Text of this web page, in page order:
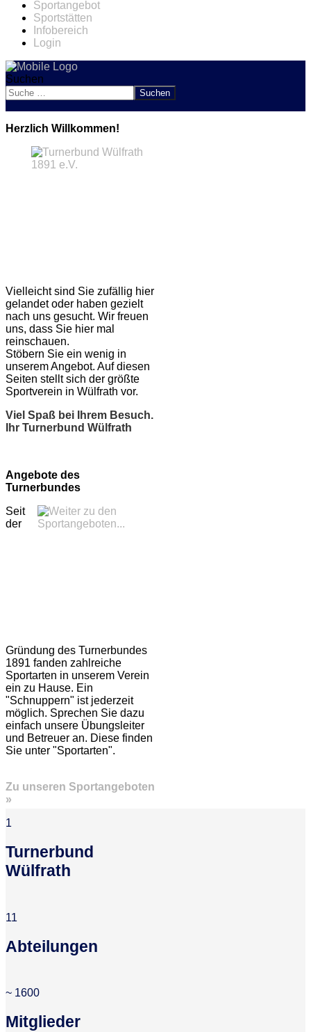
Sportangebot
Sportstätten
Infobereich
Login
Suchen
Suchen
Herzlich Willkommen!
Vielleicht sind Sie zufällig hier
gelandet oder haben gezielt
nach uns gesucht. Wir freuen
uns, dass Sie hier mal
reinschauen.
Stöbern Sie ein wenig in
unserem Angebot. Auf diesen
Seiten stellt sich der größte
Sportverein in Wülfrath vor.
Viel Spaß bei Ihrem Besuch.
Ihr Turnerbund Wülfrath
Angebote des
Turnerbundes
Seit
der
Gründung des Turnerbundes
1891 fanden zahlreiche
Sportarten in unserem Verein
ein zu Hause. Ein
"Schnuppern" ist jederzeit
möglich. Sprechen Sie dazu
einfach unsere Übungsleiter
und Betreuer an. Diese finden
Sie unter "Sportarten".
Zu unseren Sportangeboten
»
1
Turnerbund
Wülfrath
11
Abteilungen
~ 1600
Mitglieder